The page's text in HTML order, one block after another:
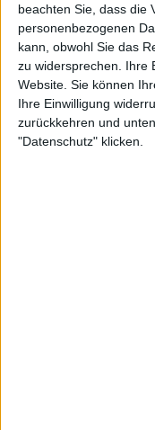
beachten Sie, dass die
personenbezogenen
kann, obwohl Sie das
zu widersprechen. Ihre
Website. Sie können
Ihre Einwilligung
zurückkehren und
"Datenschutz" klicken.
Trivium - The
BAND